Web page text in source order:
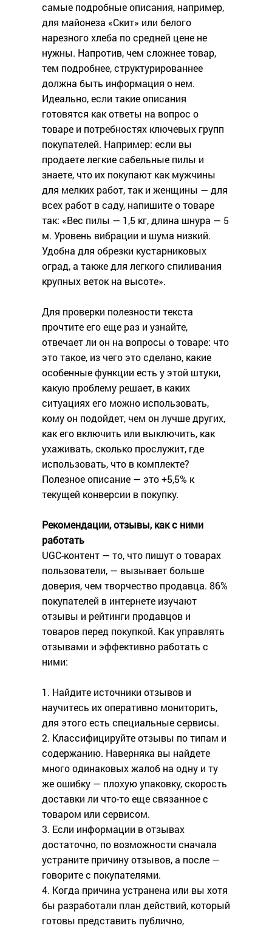
самые подробные описания, например,
для майонеза «Скит» или белого
нарезного хлеба по средней цене не
нужны. Напротив, чем сложнее товар,
тем подробнее, структурированнее
должна быть информация о нем.
Идеально, если такие описания
готовятся как ответы на вопрос о
товаре и потребностях ключевых групп
покупателей. Например: если вы
продаете легкие сабельные пилы и
знаете, что их покупают как мужчины
для мелких работ, так и женщины — для
всех работ в саду, напишите о товаре
так: «Вес пилы — 1,5 кг, длина шнура — 5
м. Уровень вибрации и шума низкий.
Удобна для обрезки кустарниковых
оград, а также для легкого спиливания
крупных веток на высоте».
Для проверки полезности текста
прочтите его еще раз и узнайте,
отвечает ли он на вопросы о товаре: что
это такое, из чего это сделано, какие
особенные функции есть у этой штуки,
какую проблему решает, в каких
ситуациях его можно использовать,
кому он подойдет, чем он лучше других,
как его включить или выключить, как
ухаживать, сколько прослужит, где
использовать, что в комплекте?
Полезное описание — это +5,5% к
текущей конверсии в покупку.
Рекомендации, отзывы, как с ними
работать
UGC-контент — то, что пишут о товарах
пользователи, — вызывает больше
доверия, чем творчество продавца. 86%
покупателей в интернете изучают
отзывы и рейтинги продавцов и
товаров перед покупкой. Как управлять
отзывами и эффективно работать с
ними:
1. Найдите источники отзывов и
научитесь их оперативно мониторить,
для этого есть специальные сервисы.
2. Классифицируйте отзывы по типам и
содержанию. Наверняка вы найдете
много одинаковых жалоб на одну и ту
же ошибку — плохую упаковку, скорость
доставки ли что-то еще связанное с
товаром или сервисом.
3. Если информации в отзывах
достаточно, по возможности сначала
устраните причину отзывов, а после —
говорите с покупателями.
4. Когда причина устранена или вы хотя
бы разработали план действий, который
готовы представить публично,